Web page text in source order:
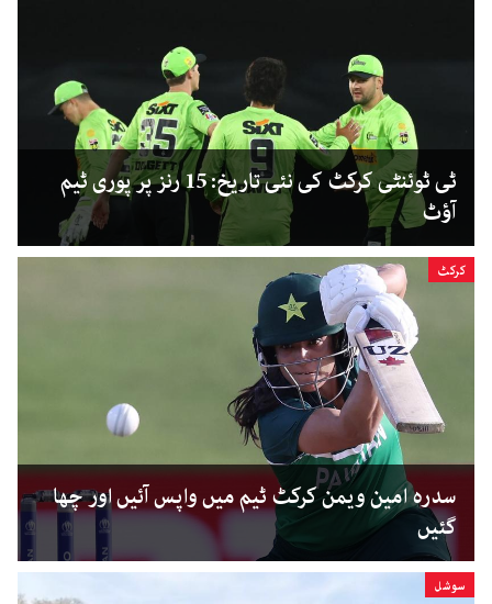
ٹی ٹوئنٹی کرکٹ کی نئی تاریخ: 15 رنز پر پوری ٹیم
آؤٹ
کرکٹ
سدرہ امین ویمن کرکٹ ٹیم میں واپس آئیں اور چھا
گئیں
سوشل